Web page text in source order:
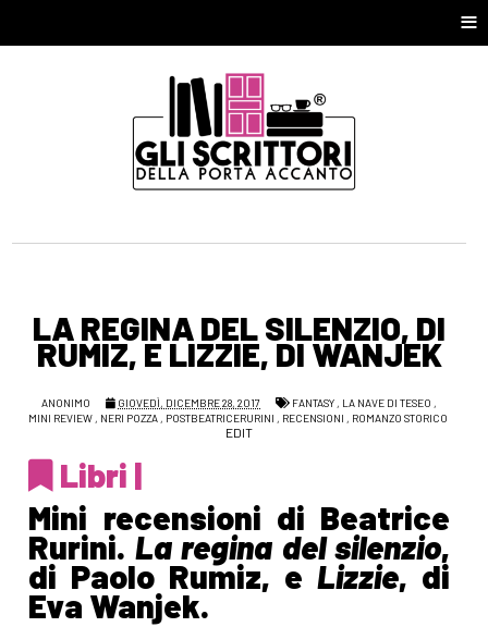
≡
LA REGINA DEL SILENZIO, DI
RUMIZ, E LIZZIE, DI WANJEK
ANONIMO GIOVEDÌ, DICEMBRE 28, 2017 FANTASY , LA NAVE DI TESEO ,
MINI REVIEW , NERI POZZA , POSTBEATRICERURINI , RECENSIONI , ROMANZO STORICO
EDIT
Libri |
Mini recensioni di Beatrice
Rurini. La regina del silenzio,
di Paolo Rumiz, eLizzie, di
Eva Wanjek.